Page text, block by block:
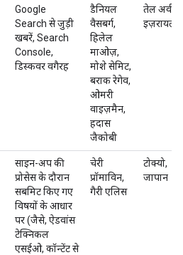
Google
Search से जुड़ी
खबरें, Search
Console,
डिस्कवर वगैरह
डैनियल
वैसबर्ग,
हिलेल
माओज़,
मोशे सेमिट,
बराक रेगेव,
ओमरी
वाइज़मैन,
हदास
जैकोबी
तेल अवीव,
इज़रायल
साइन-अप की
प्रोसेस के दौरान
सबमिट किए गए
विषयों के आधार
पर (जैसे, ऐडवांस
टेक्निकल
एसईओ, कॉन्टेंट से
चेरी
प्रॉमाविन,
गैरी एलिस
टोक्यो,
जापान